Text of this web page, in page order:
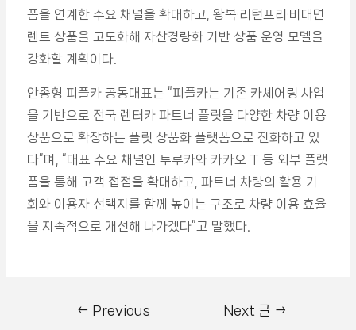
폼을 연계한 수요 채널을 확대하고, 왕복·리턴프리·비대면
렌트 상품을 고도화해 자산경량화 기반 상품 운영 모델을
강화할 계획이다.
안종형 피플카 공동대표는 “피플카는 기존 카셰어링 사업
을 기반으로 전국 렌터카 파트너 플릿을 다양한 차량 이용
상품으로 확장하는 플릿 상품화 플랫폼으로 진화하고 있
다”며, “대표 수요 채널인 투루카와 카카오 T 등 외부 플랫
폼을 통해 고객 접점을 확대하고, 파트너 차량의 활용 기
회와 이용자 선택지를 함께 높이는 구조로 차량 이용 효율
을 지속적으로 개선해 나가겠다”고 말했다.
← Previous
Next 글 →